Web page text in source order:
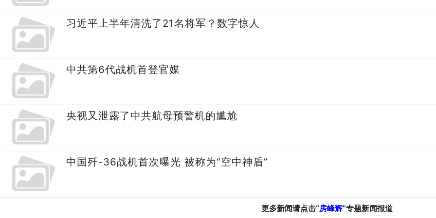
习近平上半年清洗了21名将军？数字惊人
中共第6代战机首登官媒
央视又泄露了中共航母预警机的尴尬
中国歼-36战机首次曝光 被称为“空中神盾”
更多新闻请点击“房峰辉”专题新闻报道